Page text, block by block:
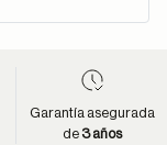
Garantía asegurada
de 3 años